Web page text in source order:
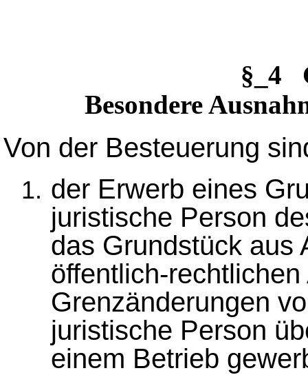
§_4
Besondere
Von der Besteuerung
der Erwerb eines
juristische Person
das Grundstück aus
öffentlich-
Grenzänderungen
juristische Person
einem Betrieb